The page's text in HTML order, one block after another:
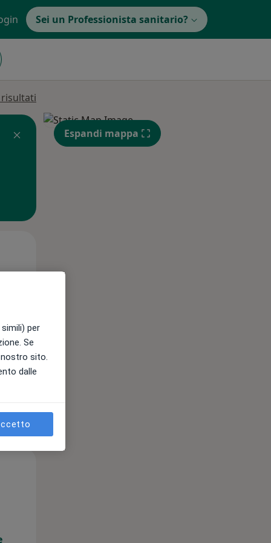
Sei un Professionista sanitario?
Espandi mappa
per
Se
sito.
dalle